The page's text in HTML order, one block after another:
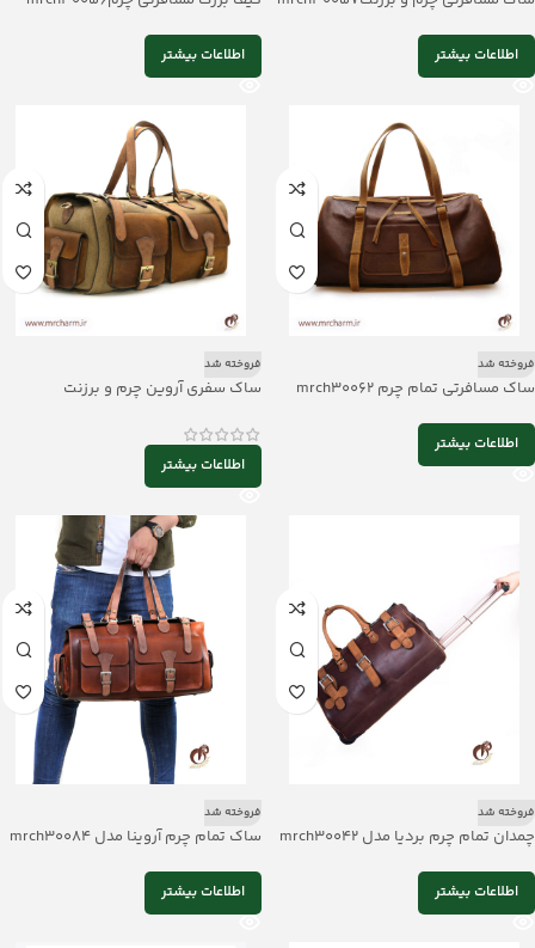
اطلاعات بیشتر اطلاعات بیشتر
فروخته شد
ساک مسافرتی تمام چرم mrch30062
اطلاعات بیشتر
فروخته شد
ساک سفری آروین چرم و برزنت
اطلاعات بیشتر
فروخته شد
چمدان تمام چرم بردیا مدل mrch30042
اطلاعات بیشتر
فروخته شد
ساک تمام چرم آروینا مدل mrch30084
اطلاعات بیشتر